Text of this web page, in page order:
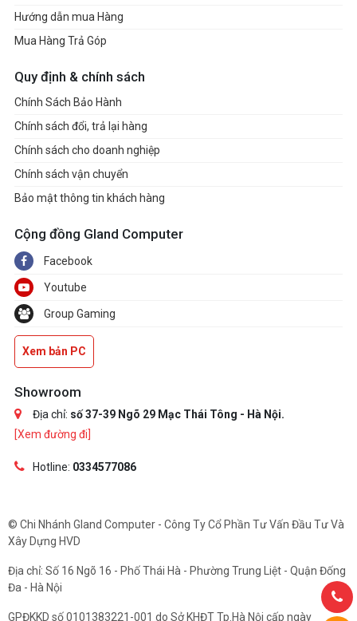
Hướng dẫn mua Hàng
Mua Hàng Trả Góp
Quy định & chính sách
Chính Sách Bảo Hành
Chính sách đổi, trả lại hàng
Chính sách cho doanh nghiệp
Chính sách vận chuyển
Bảo mật thông tin khách hàng
Cộng đồng Gland Computer
Facebook
Youtube
Group Gaming
Xem bản PC
Showroom
Địa chỉ: số 37-39 Ngõ 29 Mạc Thái Tông - Hà Nội.
[Xem đường đi]
Hotline: 0334577086
© Chi Nhánh Gland Computer - Công Ty Cổ Phần Tư Vấn Đầu Tư Và
Xây Dựng HVD
Địa chỉ: Số 16 Ngõ 16 - Phố Thái Hà - Phường Trung Liệt - Quận Đống
Đa - Hà Nội
GPĐKKD số 0101383221-001 do Sở KHĐT Tp.Hà Nội cấp ngày